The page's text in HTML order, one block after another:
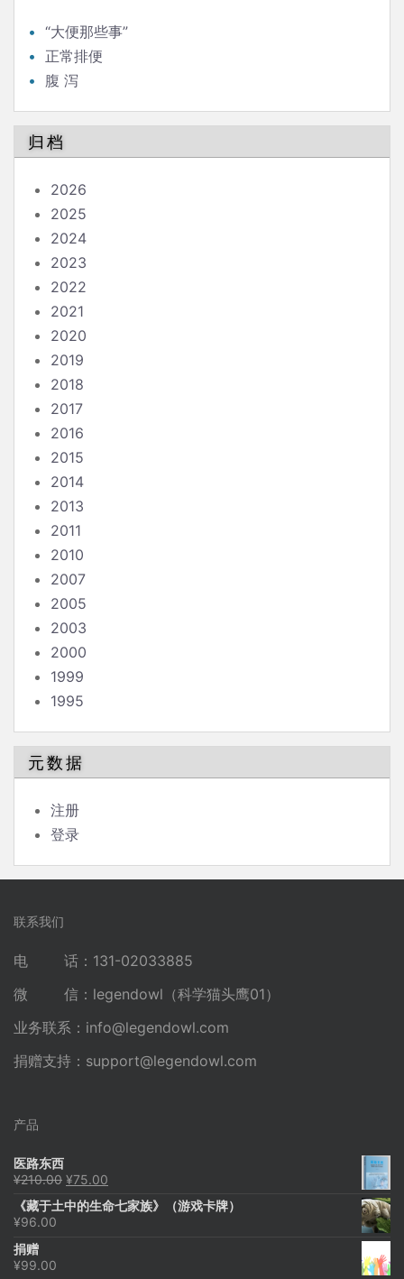
“大便那些事”
正常排便
腹 泻
归档
2026
2025
2024
2023
2022
2021
2020
2019
2018
2017
2016
2015
2014
2013
2011
2010
2007
2005
2003
2000
1999
1995
元数据
注册
登录
联系我们
电 话：131-02033885
微 信：legendowl（科学猫头鹰01）
业务联系： info@legendowl.com
捐赠支持： support@legendowl.com
产品
医路东西
¥210.00 原
为：
¥75.00
价
《藏于土中的生命七家族》（游戏卡牌）
¥96.00
捐赠
¥99.00